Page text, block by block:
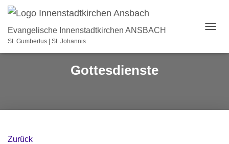
Evangelische Innenstadtkirchen ANSBACH
St. Gumbertus | St. Johannis
V
O
Gottesdienste
Zurück